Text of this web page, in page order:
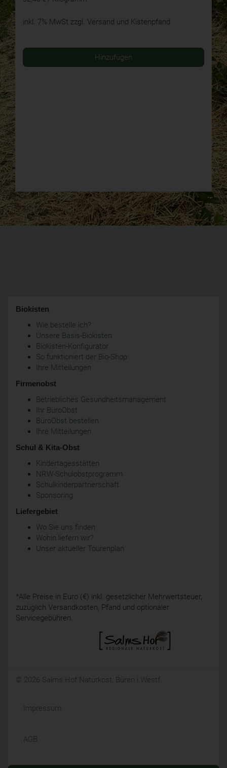
inkl. 7% MwSt zzgl. Versand und Kistenpfand
Hinzufügen
Biokisten
Wie bestelle ich?
Unsere Basis-Biokisten
Biokisten-Konfigurator
So funktioniert der Bio-Shop
Ihre Mitteilungen
Firmenobst
Betriebliches Gesundheitsmanagement
Ihr BüroObst
BüroObst bestellen
Ihre Mitteilungen
Schul & Kita-Obst
Kindertagesstätten
NRW-Schulobstprogramm
Schulkinderpartnerschaft
Sponsoring
Liefergebiet
Wo Sie uns finden
Wohin liefern wir?
Unser aktueller Tourenplan
*Alle Preise in Euro (€) inkl. gesetzlicher Mehrwertsteuer,
zuzüglich Versandkosten, Pfand und optionaler
Servicegebühren.
© 2026 Salms Hof Naturkost, Büren i.Westf.
Impressum
AGB